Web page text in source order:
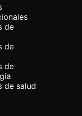
de
de
de
de salud